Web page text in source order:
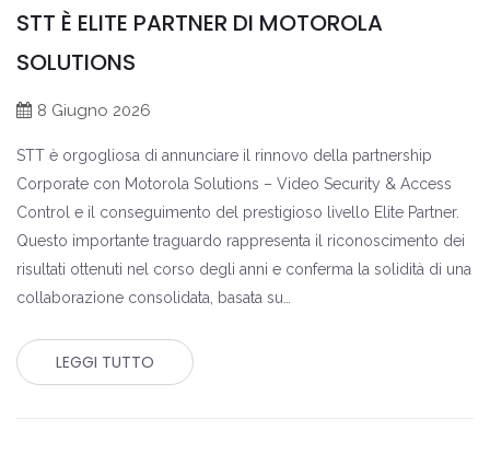
STT È ELITE PARTNER DI MOTOROLA
SOLUTIONS
8 Giugno 2026
STT è orgogliosa di annunciare il rinnovo della partnership
Corporate con Motorola Solutions – Video Security & Access
Control e il conseguimento del prestigioso livello Elite Partner.
Questo importante traguardo rappresenta il riconoscimento dei
risultati ottenuti nel corso degli anni e conferma la solidità di una
collaborazione consolidata, basata su…
LEGGI TUTTO